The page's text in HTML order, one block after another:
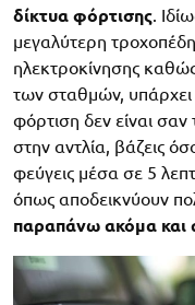
δίκτυα φόρτισης .
μεγαλύτερη
ηλεκτροκίνησης
των σταθμών, υπάρχει
φόρτιση δεν είναι σαν
στην αντλία, βάζεις
φεύγεις μέσα σε 5
όπως αποδεικνύουν
παραπάνω ακόμα και